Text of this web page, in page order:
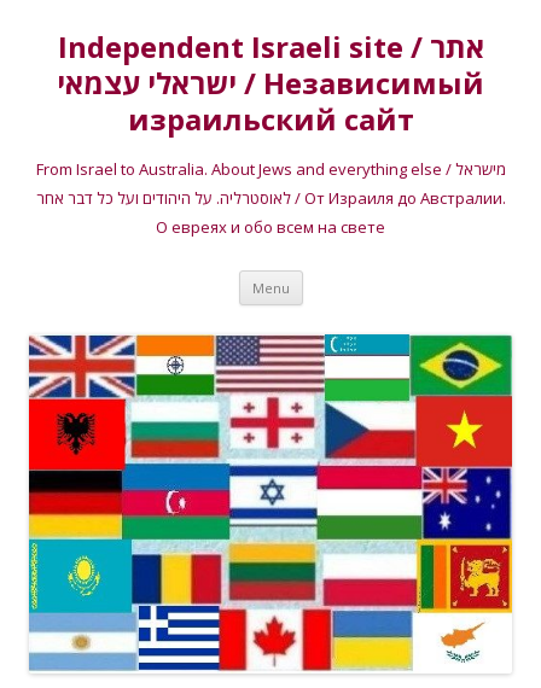
Independent Israeli site / אתר
ישראלי עצמאי / Независимый
израильский сайт
From Israel to Australia. About Jews and everything else / מישראל
לאוסטרליה. על היהודים ועל כל דבר אחר / От Израиля до Австралии.
О евреях и обо всем на свете
Menu Skip
content